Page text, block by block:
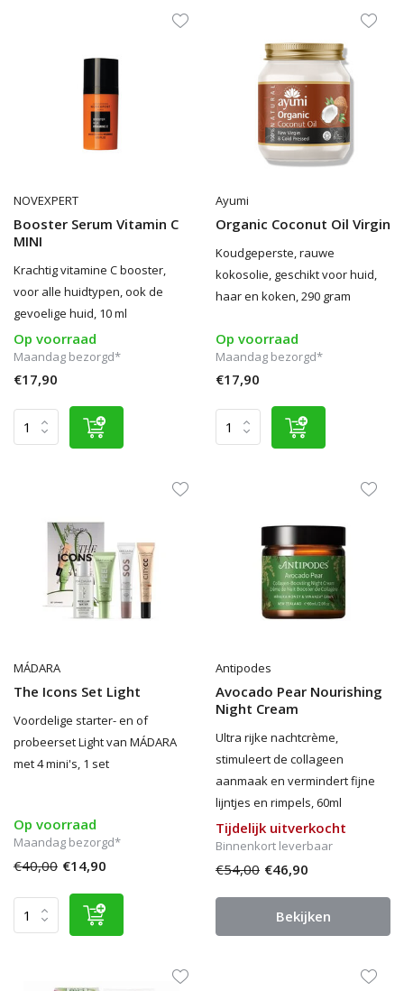
NOVEXPERT
Booster Serum Vitamin C
MINI
Krachtig vitamine C booster,
voor alle huidtypen, ook de
gevoelige huid, 10 ml
Op voorraad
Maandag bezorgd*
€17,90
Ayumi
Organic Coconut Oil Virgin
Koudgeperste, rauwe
kokosolie, geschikt voor huid,
haar en koken, 290 gram
Op voorraad
Maandag bezorgd*
€17,90
MÁDARA
The Icons Set Light
Voordelige starter- en of
probeerset Light van MÁDARA
met 4 mini's, 1 set
Op voorraad
Maandag bezorgd*
€40,00 €14,90
Antipodes
Avocado Pear Nourishing
Night Cream
Ultra rijke nachtcrème,
stimuleert de collageen
aanmaak en vermindert fijne
lijntjes en rimpels, 60ml
Tijdelijk uitverkocht
Binnenkort leverbaar
€54,00 €46,90
Bekijken